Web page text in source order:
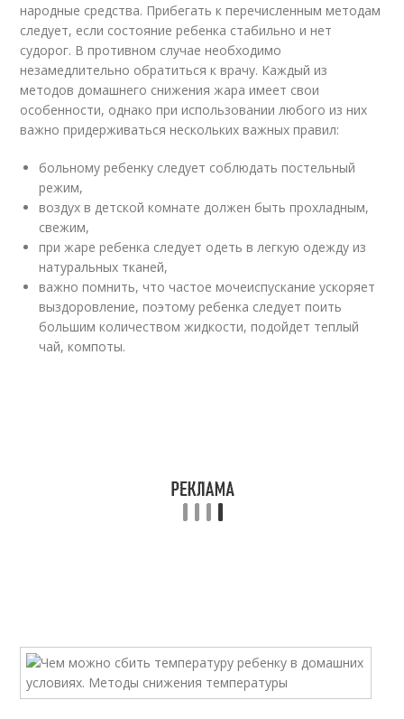
народные средства. Прибегать к перечисленным методам
следует, если состояние ребенка стабильно и нет
судорог. В противном случае необходимо
незамедлительно обратиться к врачу. Каждый из
методов домашнего снижения жара имеет свои
особенности, однако при использовании любого из них
важно придерживаться нескольких важных правил:
больному ребенку следует соблюдать постельный
режим,
воздух в детской комнате должен быть прохладным,
свежим,
при жаре ребенка следует одеть в легкую одежду из
натуральных тканей,
важно помнить, что частое мочеиспускание ускоряет
выздоровление, поэтому ребенка следует поить
большим количеством жидкости, подойдет теплый
чай, компоты.